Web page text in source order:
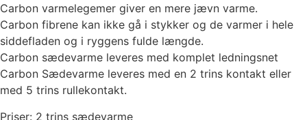
Carbon varmelegemer giver en mere jævn varme.
Carbon fibrene kan ikke gå i stykker og de varmer i hele
siddefladen og i ryggens fulde længde.
Carbon sædevarme leveres med komplet ledningsnet
Carbon Sædevarme leveres med en 2 trins kontakt eller
med 5 trins rullekontakt.
Priser: 2 trins sædevarme